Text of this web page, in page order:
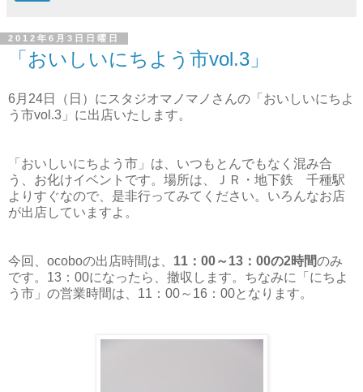
2012年6月3日日曜日
「おいしいにちよう市vol.3」
6月24日（日）にスタジオマノマノさんの「おいしいにちよ
う市vol.3」に出店いたします。
「おいしいにちよう市」は、いつもとんでもなく混み合
う、お化けイベントです。場所は、ＪＲ・地下鉄 千種駅
よりすぐなので、是非行ってみてください。いろんなお店
が出店していますよ。
今回、ocoboの出店時間は、 11：00～13：00の2時間のみ
です。13：00になったら、撤収します。ちなみに「にちよ
う市」の営業時間は、11：00～16：00となります。